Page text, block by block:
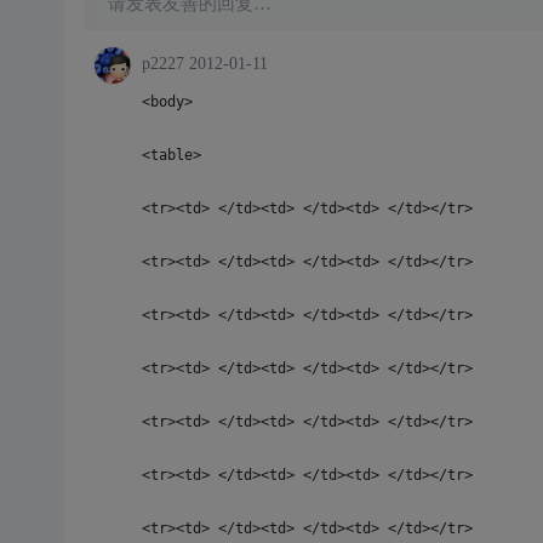
p2227 2012-01-11
<body>
<table>
<tr><td> </td><td> </td><td> </td></tr>
<tr><td> </td><td> </td><td> </td></tr>
<tr><td> </td><td> </td><td> </td></tr>
<tr><td> </td><td> </td><td> </td></tr>
<tr><td> </td><td> </td><td> </td></tr>
<tr><td> </td><td> </td><td> </td></tr>
<tr><td> </td><td> </td><td> </td></tr>